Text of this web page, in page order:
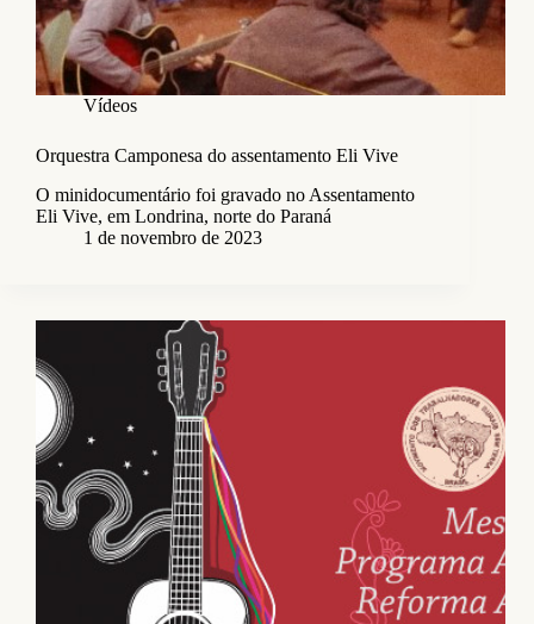
Vídeos
Orquestra Camponesa do assentamento Eli Vive
O minidocumentário foi gravado no Assentamento
Eli Vive, em Londrina, norte do Paraná
1 de novembro de 2023